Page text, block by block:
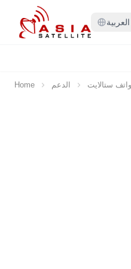
Skip to Content
العربية
Home الدعم ستالايت